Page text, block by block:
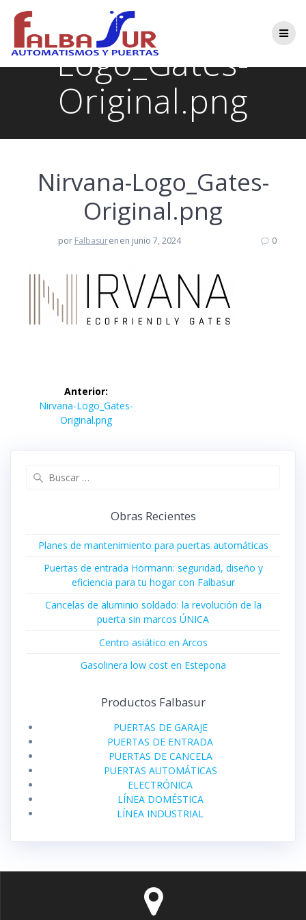
contenido
Nirvana-
Logo_Gates-
Original.png
Nirvana-Logo_Gates-
Original.png
por Falbasurenen junio 7, 2024 0
Navegación
Anterior:
Entrada
anterior:
Nirvana-Logo_Gates-
Original.png
Obras Recientes
Planes de mantenimiento para puertas automáticas
Puertas de entrada Hörmann: seguridad, diseño y
eficiencia para tu hogar con Falbasur
Cancelas de aluminio soldado: la revolución de la
puerta sin marcos ÚNICA
Centro asiático en Arcos
Gasolinera low cost en Estepona
Productos Falbasur
PUERTAS DE GARAJE
PUERTAS DE ENTRADA
PUERTAS DE CANCELA
PUERTAS AUTOMÁTICAS
ELECTRÓNICA
LÍNEA DOMÉSTICA
LÍNEA INDUSTRIAL